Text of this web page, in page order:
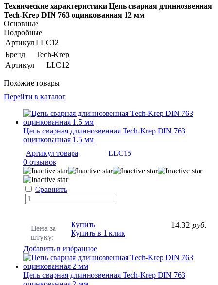
Технические характеристики Цепь сварная длиннозвенная
Tech-Krep DIN 763 оцинкованная 12 мм
Основные
Подробные
Артикул LLC12
Бренд
Tech-Krep
Артикул
LLC12
Похожие товары
Перейти в каталог
Цепь сварная длиннозвенная Tech-Krep DIN 763
оцинкованная 1.5 мм
Артикул товара
LLC15
0 отзывов
Сравнить
Цена за
штуку:
14.32 руб.
Купить
Купить в 1 клик
Добавить в избранное
Цепь сварная длиннозвенная Tech-Krep DIN 763